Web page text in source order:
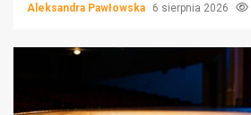
Aleksandra Pawłowska 6 sierpnia 2026